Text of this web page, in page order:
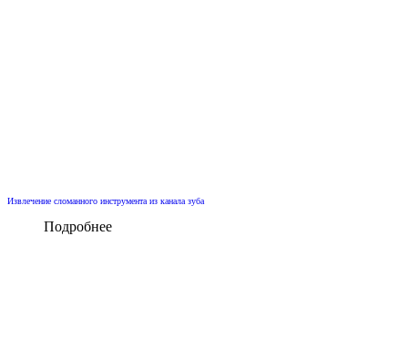
Извлечение сломанного инструмента из канала зуба
Подробнее